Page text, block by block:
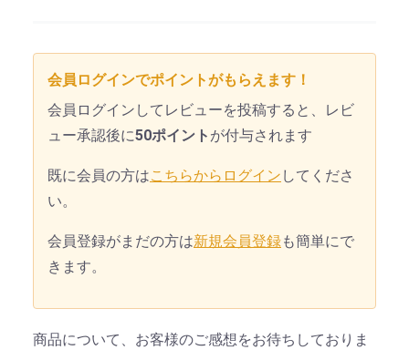
会員ログインでポイントがもらえます！
会員ログインしてレビューを投稿すると、レビ
ュー承認後に50ポイント が付与されます
既に会員の方はこちらからログイン してくださ
い。
会員登録がまだの方は新規会員登録も簡単にで
きます。
商品について、お客様のご感想をお待ちしておりま